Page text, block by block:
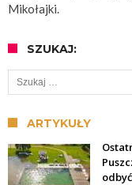
Mikołajki.
SZUKAJ:
Szukaj:
ARTYKUŁY